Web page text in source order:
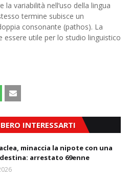
variabilità nell’uso della lingua
termine subisce un
consonante (pathos). La
essere utile per lo studio linguistico
INTERESSARTI
minaccia la nipote con una
arrestato 69enne